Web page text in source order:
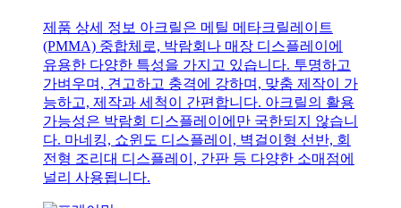
제품 상세 정보 아크릴은 메틸 메타크릴레이트
(PMMA) 중합체로, 박람회나 매장 디스플레이에
유용한 다양한 특성을 가지고 있습니다. 투명하고
가벼우며, 견고하고 충격에 강하며, 맞춤 제작이 가
능하고, 제작과 세척이 간편합니다. 아크릴의 활용
가능성은 박람회 디스플레이에만 국한되지 않습니
다. 마네킹, 쇼윈도 디스플레이, 벽걸이형 선반, 회
전형 조리대 디스플레이, 간판 등 다양한 소매점에
널리 사용됩니다.